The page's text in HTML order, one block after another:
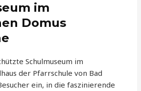
im
Domus
Schulmuseum im
der Pfarrschule von Bad
ein, in die faszinierende